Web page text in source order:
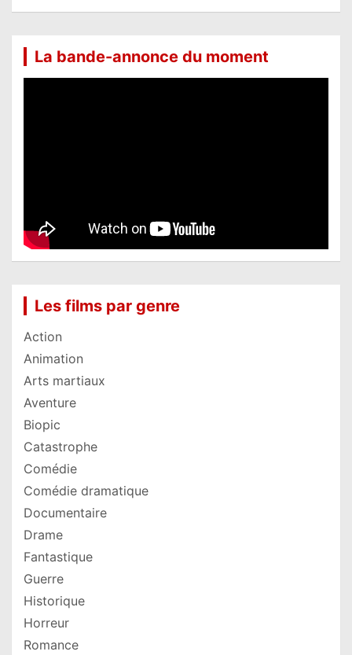
La bande-annonce du moment
Les films par genre
Action
Animation
Arts martiaux
Aventure
Biopic
Catastrophe
Comédie
Comédie dramatique
Documentaire
Drame
Fantastique
Guerre
Historique
Horreur
Romance